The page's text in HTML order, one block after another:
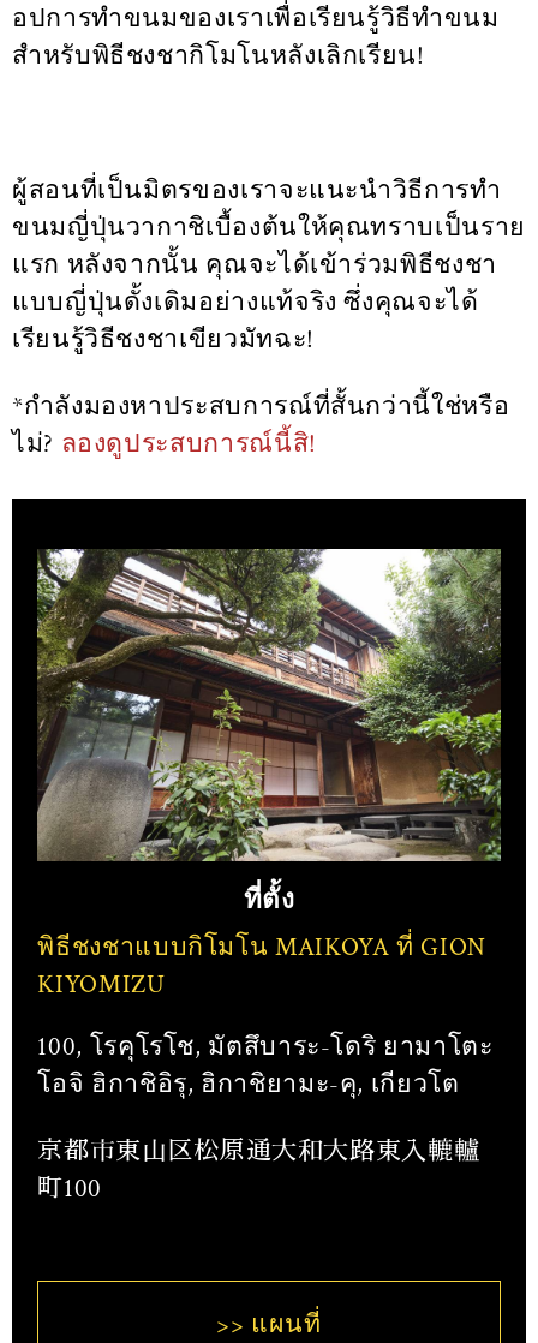
อปการทำขนมของเราเพื่อเรียนรู้วิธีทำขนม
สำหรับพิธีชงชากิโมโนหลังเลิกเรียน!
ผู้สอนที่เป็นมิตรของเราจะแนะนำวิธีการทำ
ขนมญี่ปุ่นวากาชิเบื้องต้นให้คุณทราบเป็นราย
แรก หลังจากนั้น คุณจะได้เข้าร่วมพิธีชงชา
แบบญี่ปุ่นดั้งเดิมอย่างแท้จริง ซึ่งคุณจะได้
เรียนรู้วิธีชงชาเขียวมัทฉะ!
*กำลังมองหาประสบการณ์ที่สั้นกว่านี้ใช่หรือ
ไม่? ลองดูประสบการณ์นี้สิ!
ที่ตั้ง
พิธีชงชาแบบกิโมโน MAIKOYA ที่ GION
KIYOMIZU
100, โรคุโรโช, มัตสึบาระ-โดริ ยามาโตะ
โอจิ ฮิกาชิอิรุ, ฮิกาชิยามะ-คุ, เกียวโต
京都市東山区松原通大和大路東入轆轤
町100
>> แผนที่